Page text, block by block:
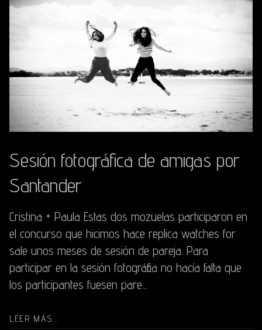
Sesión fotográfica de amigas por
Santander
Cristina + Paula Estas dos mozuelas participaron en
el concurso que hicimos hace replica watches for
sale unos meses de sesión de pareja. Para
participar en la sesión fotográfica no hacía falta que
los participantes fuesen pare...
LEER MÁS...